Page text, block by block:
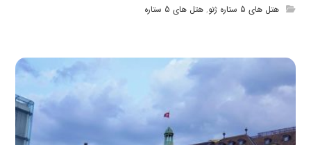
هتل های 5 ستاره ژنو ,هتل های 5 ستاره